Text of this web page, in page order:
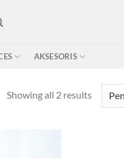
AKSESORIS
Showing all 2 results